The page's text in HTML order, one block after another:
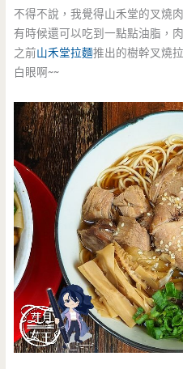
不得不說，我覺得山禾堂的叉燒
有時候還可以吃到一點點油脂，
之前山禾堂拉麵推出的樹幹叉燒
白眼啊~~